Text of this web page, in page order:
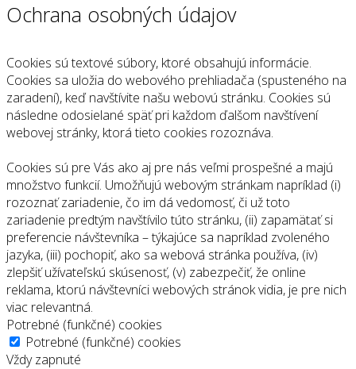
Ochrana osobných údajov
Cookies sú textové súbory, ktoré obsahujú informácie.
Cookies sa uložia do webového prehliadača (spusteného na
zaradení), keď navštívite našu webovú stránku. Cookies sú
následne odosielané späť pri každom ďalšom navštívení
webovej stránky, ktorá tieto cookies rozoznáva.
Cookies sú pre Vás ako aj pre nás veľmi prospešné a majú
množstvo funkcií. Umožňujú webovým stránkam napríklad (i)
rozoznať zariadenie, čo im dá vedomosť, či už toto
zariadenie predtým navštívilo túto stránku, (ii) zapamätať si
preferencie návštevníka – týkajúce sa napríklad zvoleného
jazyka, (iii) pochopiť, ako sa webová stránka používa, (iv)
zlepšiť užívateľskú skúsenosť, (v) zabezpečiť, že online
reklama, ktorú návštevníci webových stránok vidia, je pre nich
viac relevantná.
Potrebné (funkčné) cookies
Potrebné (funkčné) cookies
Vždy zapnuté